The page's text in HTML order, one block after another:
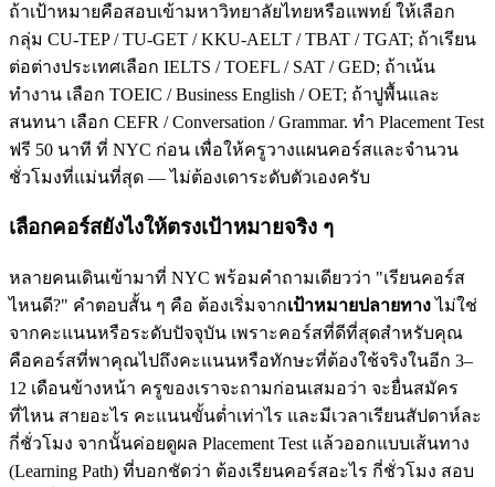
ถ้าเป้าหมายคือสอบเข้ามหาวิทยาลัยไทยหรือแพทย์ ให้เลือก
กลุ่ม CU-TEP / TU-GET / KKU-AELT / TBAT / TGAT; ถ้าเรียน
ต่อต่างประเทศเลือก IELTS / TOEFL / SAT / GED; ถ้าเน้น
ทำงาน เลือก TOEIC / Business English / OET; ถ้าปูพื้นและ
สนทนา เลือก CEFR / Conversation / Grammar. ทำ Placement Test
ฟรี 50 นาที ที่ NYC ก่อน เพื่อให้ครูวางแผนคอร์สและจำนวน
ชั่วโมงที่แม่นที่สุด — ไม่ต้องเดาระดับตัวเองครับ
เลือกคอร์สยังไงให้ตรงเป้าหมายจริง ๆ
หลายคนเดินเข้ามาที่ NYC พร้อมคำถามเดียวว่า "เรียนคอร์ส
ไหนดี?" คำตอบสั้น ๆ คือ ต้องเริ่มจากเป้าหมายปลายทางไม่ใช่
จากคะแนนหรือระดับปัจจุบัน เพราะคอร์สที่ดีที่สุดสำหรับคุณ
คือคอร์สที่พาคุณไปถึงคะแนนหรือทักษะที่ต้องใช้จริงในอีก 3–
12 เดือนข้างหน้า ครูของเราจะถามก่อนเสมอว่า จะยื่นสมัคร
ที่ไหน สายอะไร คะแนนขั้นต่ำเท่าไร และมีเวลาเรียนสัปดาห์ละ
กี่ชั่วโมง จากนั้นค่อยดูผล Placement Test แล้วออกแบบเส้นทาง
(Learning Path) ที่บอกชัดว่า ต้องเรียนคอร์สอะไร กี่ชั่วโมง สอบ